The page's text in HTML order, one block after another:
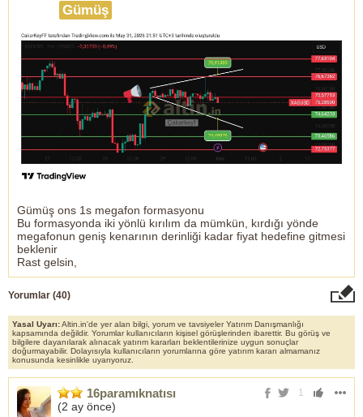
Gümüş
Gümüş ons 1s megafon formasyonu
Bu formasyonda iki yönlü kırılım da mümkün, kırdığı yönde
megafonun geniş kenarının derinliği kadar fiyat hedefine gitmesi
beklenir
Rast gelsin,
Yorumlar (40)
Yasal Uyarı:Altin.in'de yer alan bilgi, yorum ve tavsiyeler Yatırım Danışmanlığı
kapsamında değildir. Yorumlar kullanıcıların kişisel görüşlerinden ibarettir. Bu görüş ve
bilgilere dayanılarak alınacak yatırım kararları beklentilerinize uygun sonuçlar
doğurmayabilir. Dolayısıyla kullanıcıların yorumlarına göre yatırım kararı almamanız
konusunda kesinlikle uyarıyoruz.
1
16paramıknatısı
(2 ay önce)